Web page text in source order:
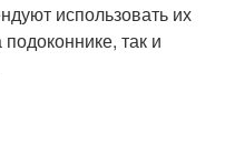
использовать их
так и